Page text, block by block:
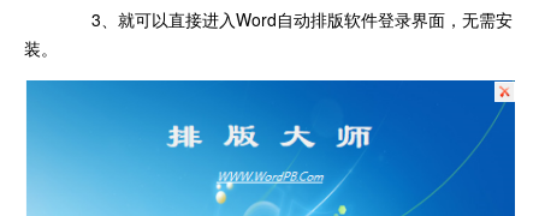
3、就可以直接进入Word自动排版软件登录界面，无需安
装。